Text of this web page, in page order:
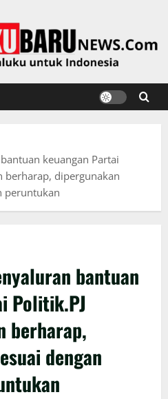
keuangan Partai
berharap, dipergunakan
peruntukan
bantuan
Politik.PJ
berharap,
dengan